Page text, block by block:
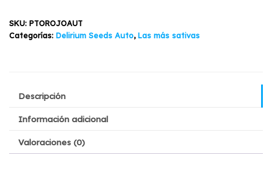
$30.500.$27.500.
Seeds
7
SKU: PTOROJOAUT
Categorías: Delirium Seeds Auto,Las más sativas
Descripción
Información adicional
Valoraciones (0)